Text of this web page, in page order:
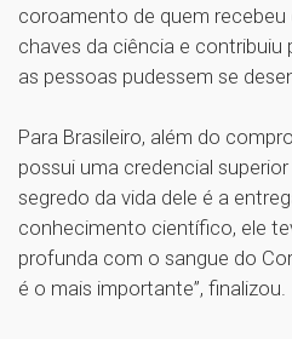
coroamento de quem recebeu
chaves da ciência e contribuiu
as pessoas pudessem se
Para Brasileiro, além do
possui uma credencial
segredo da vida dele é a
conhecimento científico, ele
profunda com o sangue do
é o mais importante”, finalizou.